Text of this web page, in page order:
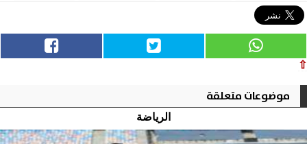
⇧
موضوعات متعلقة
الرياضة